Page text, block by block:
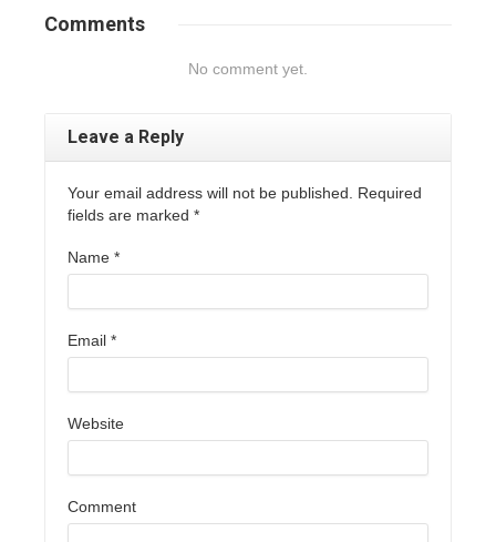
Comments
No comment yet.
Leave a Reply
Your email address will not be published. Required
fields are marked *
Name *
Email *
Website
Comment